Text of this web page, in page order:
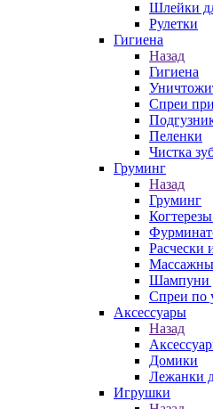
Шлейки
Рулетки
Гигиена
Назад
Гигиена
Спреи
Пеленки
Чистка
Груминг
Назад
Груминг
Расчески
Шампуни
Спреи по
Аксессуары
Назад
Домики
Лежанки
Игрушки